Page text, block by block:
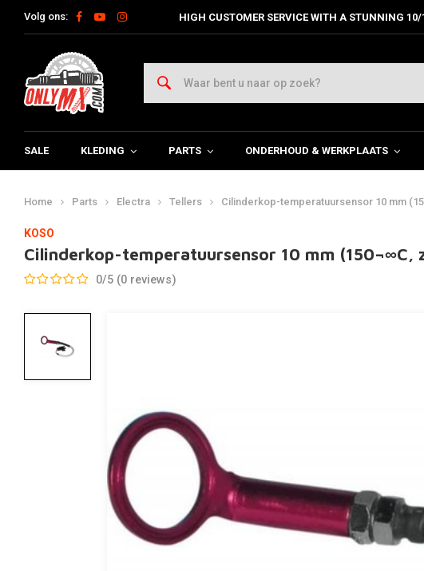
Volg ons: HIGH CUSTOMER SERVICE WITH A STUNNING
SALE KLEDING PARTS ONDERHOUD & WERKPLAATS
Home Parts Electra Tellers Cilinderkop-temperatuursensor 10 mm
KOSO
Cilinderkop-temperatuursensor 10 mm (150¬∞C,
0/5 (0 reviews)